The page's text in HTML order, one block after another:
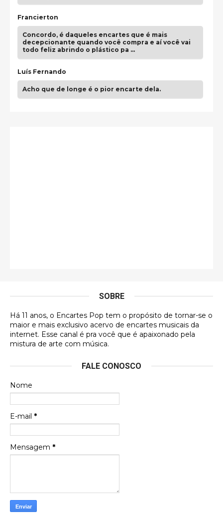
Francierton
Concordo, é daqueles encartes que é mais
decepcionante quando você compra e aí você vai
todo feliz abrindo o plástico pa …
Luís Fernando
Acho que de longe é o pior encarte dela.
DVD MIDINHO
Francierton
futuras aquisições, e olhando o encarte aqui, me
Francierton
Espero que tenham sentido minha falta, informo
que estou de volta para trazer mais contribuições
SOBRE
Há 11 anos, o Encartes Pop tem o propósito de tornar-se o
maior e mais exclusivo acervo de encartes musicais da
internet. Esse canal é pra você que é apaixonado pela
mistura de arte com música.
FALE CONOSCO
Nome
E-mail *
Mensagem *